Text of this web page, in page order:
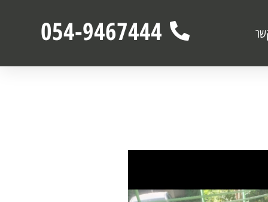
054-9467444